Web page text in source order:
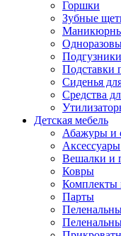
Горшки
Зубные
Подгузники
Подставки
Сиденья
Средства
Детская мебель
Абажуры и
Аксессуары
Вешалки и
Ковры
Комплекты
Парты